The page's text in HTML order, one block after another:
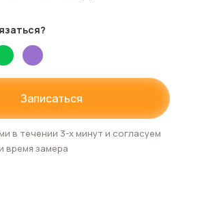
Записаться
в течении 3-х минут и согласуем
время замера